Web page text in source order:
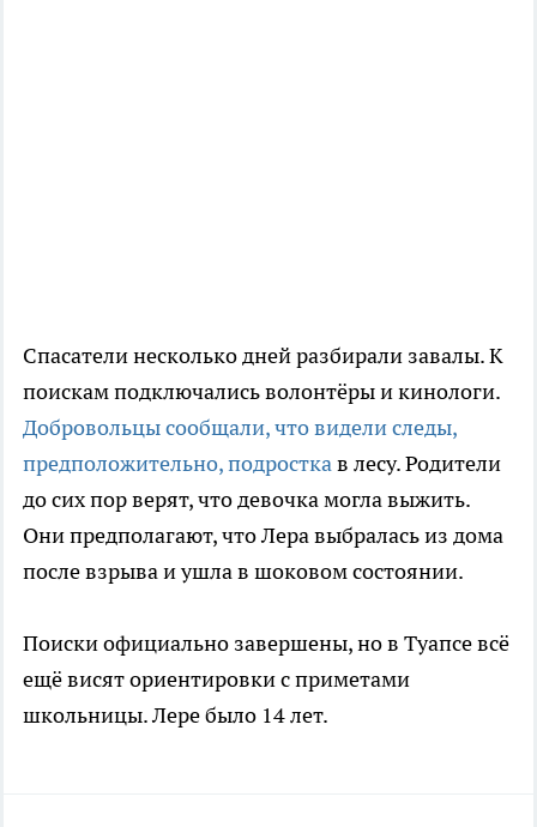
Спасатели несколько дней разбирали завалы. К
поискам подключались волонтёры и кинологи.
Добровольцы сообщали, что видели следы,
предположительно, подросткав лесу. Родители
до сих пор верят, что девочка могла выжить.
Они предполагают, что Лера выбралась из дома
после взрыва и ушла в шоковом состоянии.
Поиски официально завершены, но в Туапсе всё
ещё висят ориентировки с приметами
школьницы. Лере было 14 лет.